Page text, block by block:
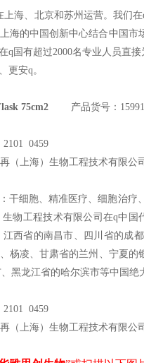
海、北京和苏州运营。我们
海的中国创新中心结合中国
国有超过2000名专业人员直接
更安q。
75cm2 产品货号：
0459
（上海）生物工程技术有限公司
干细胞、精准医疗、细胞治
物工程技术有限公司在q中
西省的南昌市、四川省的成
杨凌、甘肃省的兰州、宁夏
黑龙江省的哈尔滨市等中国绝
0459
（上海）生物工程技术有限公司